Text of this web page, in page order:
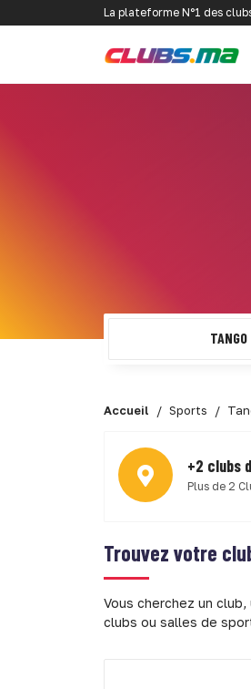
La plateforme N°1 des
TANGO
Accueil Sports
+2 clubs
Plus de 2
Trouvez votre
Vous cherchez un
clubs ou salles de